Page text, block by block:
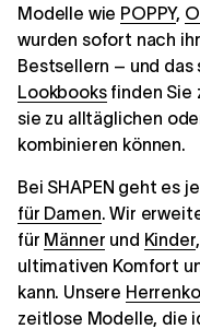
Modelle wie POPPY,
wurden sofort nach
Bestsellern – und das
Lookbooksfinden Sie
sie zu alltäglichen
kombinieren können.
Bei SHAPEN geht es
für Damen. Wir
für Männer und Kinder
ultimativen Komfort
kann. Unsere
zeitlose Modelle, die